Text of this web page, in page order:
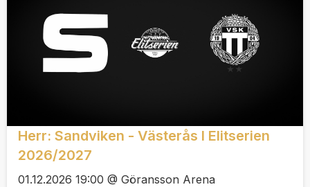
Herr: Sandviken - Västerås I Elitserien
2026/2027
01.12.2026 19:00 @ Göransson Arena